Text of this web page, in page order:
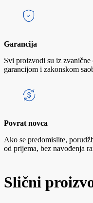
Garancija
Svi proizvodi su iz
garancijom i zakonskom
Povrat novca
Ako se predomislite,
od prijema, bez navođenja
Slični